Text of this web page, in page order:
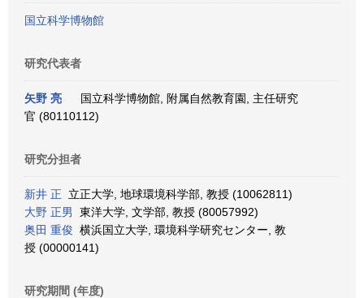
国立科学博物館
研究代表者
矢野 亮
国立科学博物館, 附属自然教育園, 主任研究
官 (80110112)
研究分担者
新井 正 立正大学, 地球環境科学部, 教授 (10062811)
大野 正男
東洋大学, 文学部, 教授 (80057992)
奥田 重俊 横浜国立大学, 環境科学研究センター, 教
授 (00000141)
研究期間 (年度)